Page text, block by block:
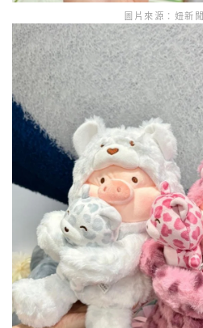
圖片來源：妞新聞